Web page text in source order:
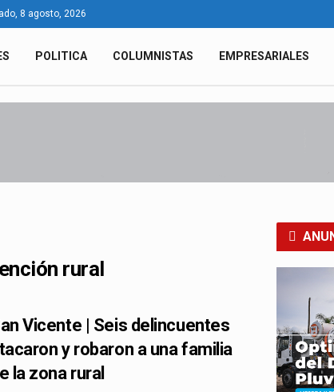
8 agosto, 2026
POLITICA COLUMNISTAS EMPRESARIALES
rural
Vicente | Seis delincuentes
y robaron a una familia
la zona rural